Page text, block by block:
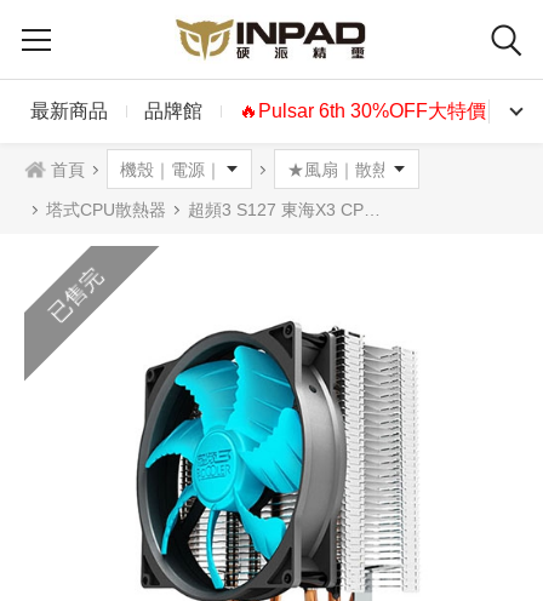
最新商品 品牌館 🔥Pulsar 6th 30%OFF大特價🔥
首頁
塔式CPU散熱器 超頻3 S127 東海X3 CPU散熱器
已售完